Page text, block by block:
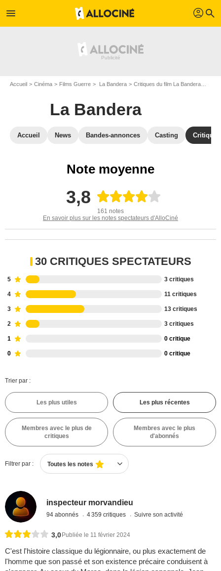
menu profil search
Accueil Cinéma Films Guerre La Bandera Critiques du film La Bandera
La Bandera
Accueil News Bandes-annonces Casting
Note moyenne
3,8
161 notes
En savoir plus sur les notes spectateurs d'AlloCiné
30 CRITIQUES SPECTATEURS
5 3 critiques
4 11 critiques
3 13 critiques
2 3 critiques
1 0 critique
0 0 critique
Trier par :
Les plus utiles Les plus récentes
Membres avec le plus de
critiques
Membres avec le plus
d'abonnés
Filtrer par : Toutes les notes
inspecteur morvandieu
94 abonnés 4 359 critiques Suivre son activité
3,0 Publiée le 11 février 2024
C'est l'histoire classique du légionnaire, ou plus exactement de
l'homme que son passé et son existence précaire conduisent à